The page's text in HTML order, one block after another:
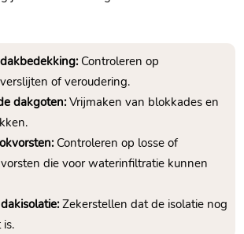
Controleren op
of veroudering.​
dakgoten:Vrijmaken van blokkades en
Controleren op losse of
die voor waterinfiltratie kunnen
Zekerstellen dat de isolatie nog